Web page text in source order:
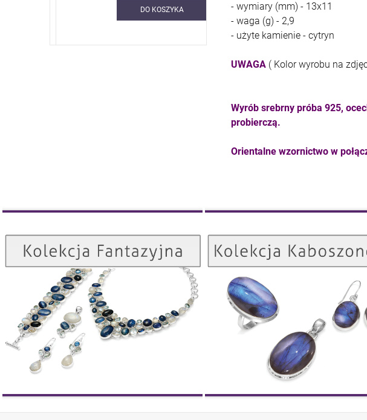
DO KOSZYKA DO KOSZYKA
- wymiary (mm) - 13x11
- waga (g) - 2,9
- użyte kamienie - cytryn
UWAGA ( Kolor wyrobu na
Wyrób srebrny próba 925,
probierczą.
Orientalne wzornictwo w
Kolekcja Fantazyjna
ZOBACZ